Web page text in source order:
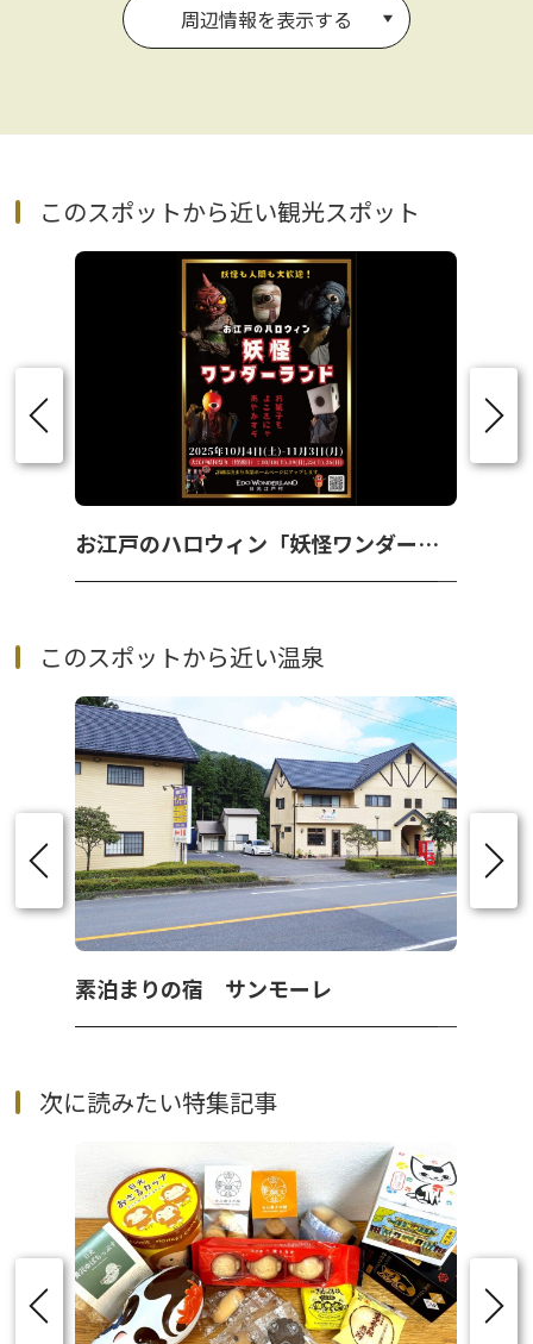
周辺情報を表示する
このスポットから近い観光スポット
お江戸のハロウィン「妖怪ワンダーランド」
このスポットから近い温泉
素泊まりの宿 サンモーレ
次に読みたい特集記事